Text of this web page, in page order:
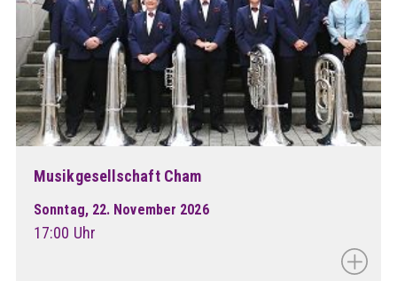
Musikgesellschaft Cham
Sonntag, 22. November 2026
17:00 Uhr